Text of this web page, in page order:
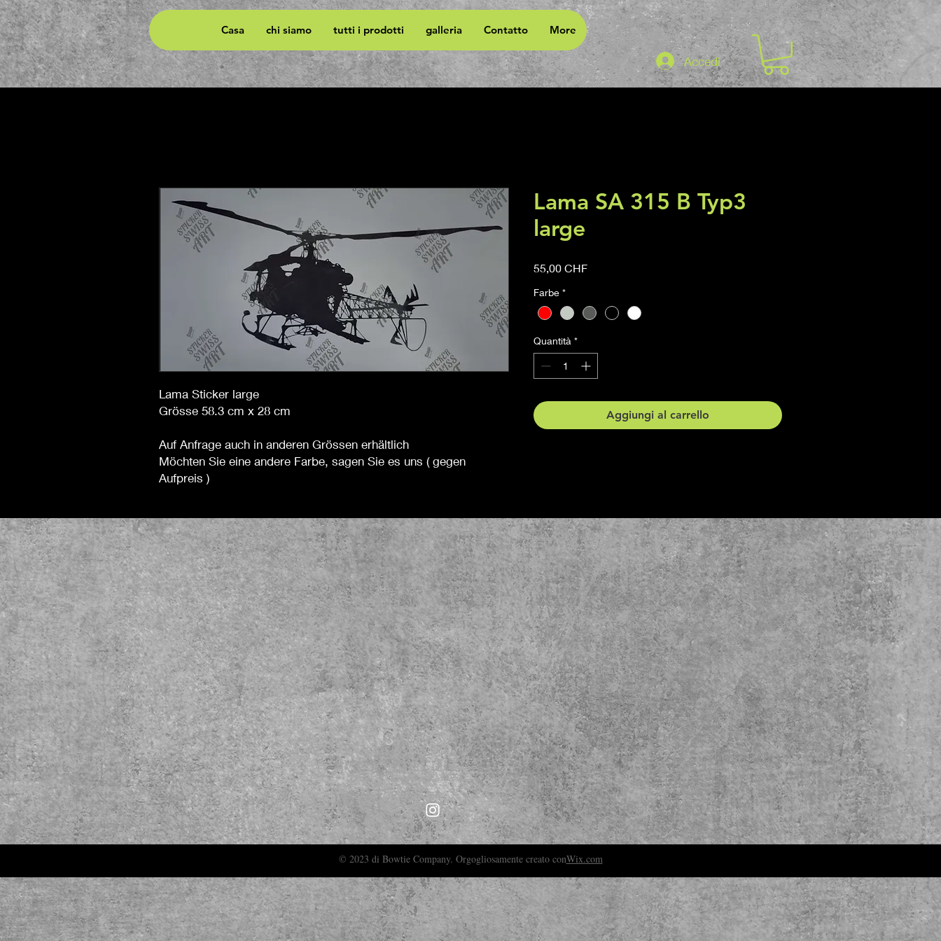
Casa chi siamo tutti i prodotti galleria Contatto More
Accedi
Lama Sticker large
Grösse 58.3 cm x 28 cm
Auf Anfrage auch in anderen Grössen erhältlich
Möchten Sie eine andere Farbe, sagen Sie es uns ( gegen
Aufpreis )
Lama SA 315 B Typ3
large
55,00 CHFPrezzo
Farbe *
Quantità *
Aggiungi al carrello
© 2023 di Bowtie Company. Orgogliosamente creato conWix.com